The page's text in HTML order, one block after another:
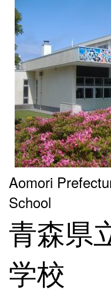
Aomori
青森県
学校